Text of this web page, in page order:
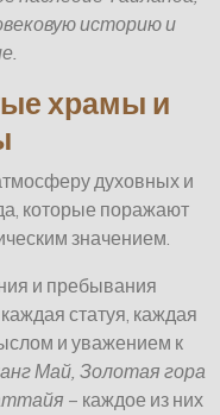
историю и
храмы и
духовных и
которые поражают
значением.
и пребывания
статуя, каждая
и уважением к
Май, Золотая гора
– каждое из них